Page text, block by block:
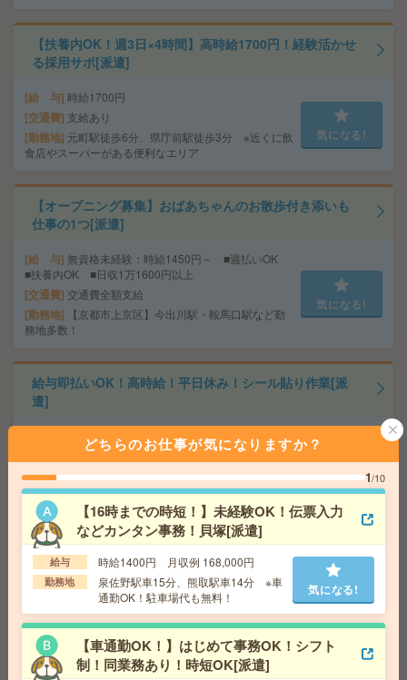
【扶養内OK！週3日×4時間】高時給1700円！経験活かせ
る採用サポ[派遣]
給 与 時給1700円
交通費 支給あり
勤務地 元町駅徒歩6分、県庁前駅徒歩3分 ※近くに飲
食店やスーパーがある便利なエリア
気になる!
【オープニング募集】おばあちゃんのお散歩付き添いも
仕事の1つ[派遣]
給 与 無資格未経験：時給1450円～ ■週払いOK
■扶養内OK ■日収1万1600円以上
交通費 交通費全額支給
勤務地
【京都市上京区】今出川駅・鞍馬口駅など勤
務地多数！
気になる!
給与即払いOK！高時給！平日休み！シール貼り作業[派
遣]
時給1250円
交通費支給有り
勤務地 近鉄八尾駅～徒歩22分 ※バイク通勤OK
気になる!
【高時給1730円】未経験OK＊残業なし！データ入力やチ
ャット返信対応など[派遣]
給 与 時給1730円＋交 ■給与の前払いが可能な速
払いサービスあり
交通費 交通費支給あり
勤務地
大阪府大阪市北区 大阪メトロ四つ橋線 西梅
田駅徒歩4分、大阪環状線 大阪駅徒歩7分
気になる!
どちらのお仕事が気になりますか？
1/10
【16時までの時短！】未経験OK！伝票入力
などカンタン事務！貝塚[派遣]
給与 時給1400円 月収例 168,000円
勤務地
泉佐野駅車15分、熊取駅車14分 ※車
通勤OK！駐車場代も無料！
気になる!
【車通勤OK！】はじめて事務OK！シフト
制！同業務あり！時短OK[派遣]